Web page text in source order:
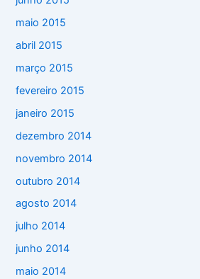
maio 2015
abril 2015
março 2015
fevereiro 2015
janeiro 2015
dezembro 2014
novembro 2014
outubro 2014
agosto 2014
julho 2014
junho 2014
maio 2014